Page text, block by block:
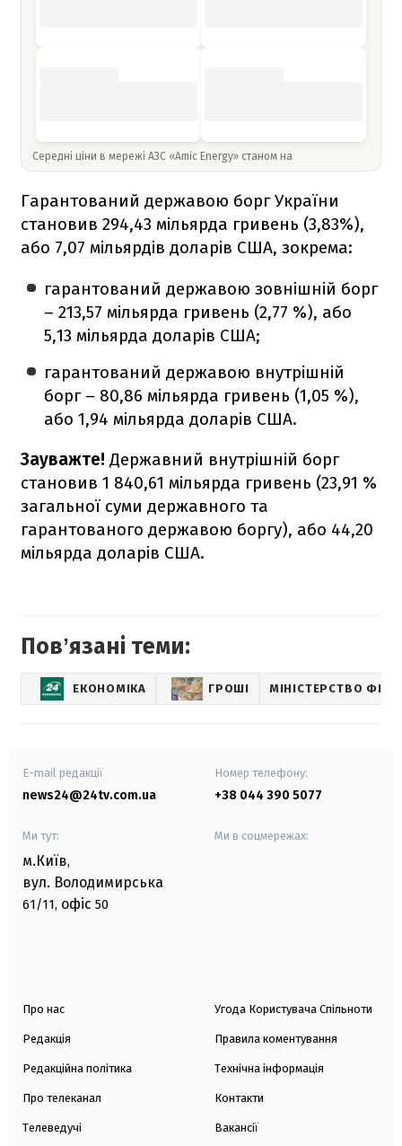
Середні ціни в мережі АЗС «Amic Energy» станом на
Гарантований державою борг України
становив 294,43 мільярда гривень (3,83%),
або 7,07 мільярдів доларів США, зокрема:
гарантований державою зовнішній борг
– 213,57 мільярда гривень (2,77 %), або
5,13 мільярда доларів США;
гарантований державою внутрішній
борг – 80,86 мільярда гривень (1,05 %),
або 1,94 мільярда доларів США.
Зауважте! Державний внутрішній борг
становив 1 840,61 мільярда гривень (23,91 %
загальної суми державного та
гарантованого державою боргу), або 44,20
мільярда доларів США.
Повʼязані теми:
ЕКОНОМІКА ГРОШІ МІНІСТЕРСТВО
E-mail редакції
news24@24tv.com.ua
Номер телефону:
+38 044 390 5077
Ми тут:
м.Київ,
вул. Володимирська
61/11, офіс 50
Ми в соцмережах:
Про нас
Редакція
Редакційна політика
Про телеканал
Телеведучі
Угода Користувача Спільноти
Правила коментування
Технічна інформація
Контакти
Вакансії